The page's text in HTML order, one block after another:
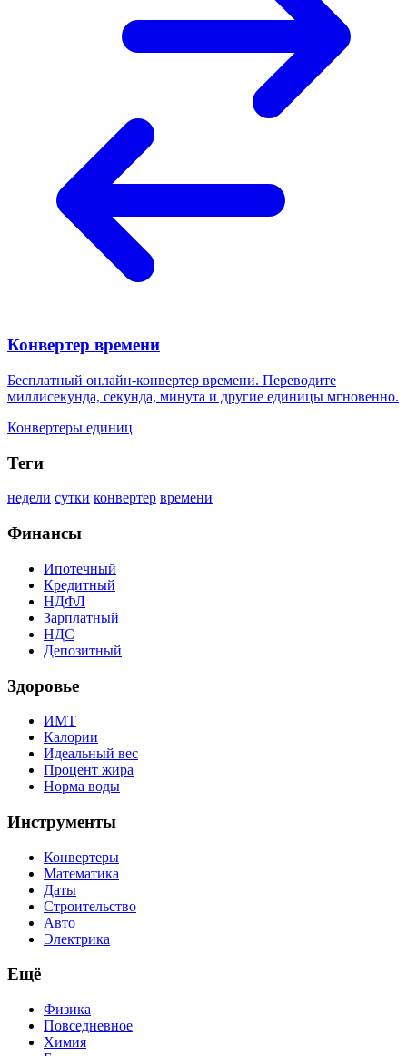
Конвертер времени
Бесплатный онлайн-конвертер времени. Переводите
миллисекунда, секунда, минута и другие единицы мгновенно.
Конвертеры единиц
Теги
недели сутки конвертер времени
Финансы
Ипотечный
Кредитный
НДФЛ
Зарплатный
НДС
Депозитный
Здоровье
ИМТ
Калории
Идеальный вес
Процент жира
Норма воды
Инструменты
Конвертеры
Математика
Даты
Строительство
Авто
Электрика
Ещё
Физика
Повседневное
Химия